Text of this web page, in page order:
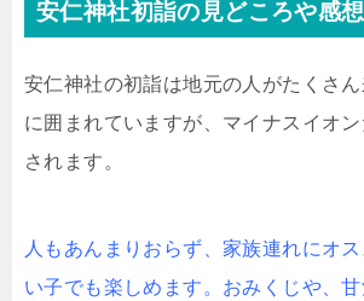
安仁神社初詣の見どころや感
安仁神社の初詣は地元の人がたくさ
に囲まれていますが、マイナスイオ
されます。
人もあんまりおらず、家族連れにオ
い子でも楽しめます。おみくじや、